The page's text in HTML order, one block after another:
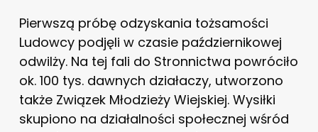
Pierwszą próbę odzyskania tożsamości
Ludowcy podjęli w czasie październikowej
odwilży. Na tej fali do Stronnictwa powróciło
ok. 100 tys. dawnych działaczy, utworzono
także Związek Młodzieży Wiejskiej. Wysiłki
skupiono na działalności społecznej wśród